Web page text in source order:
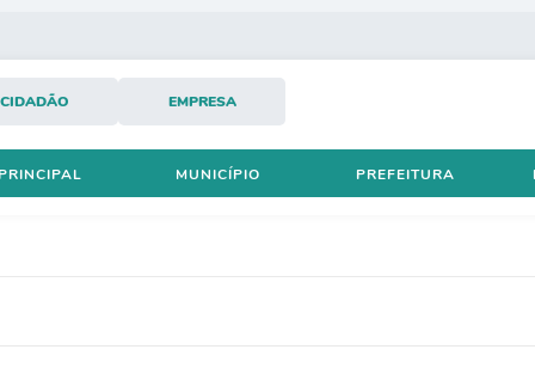
CIDADÃO EMPRESA
MUNICÍPIO PREFEITURA